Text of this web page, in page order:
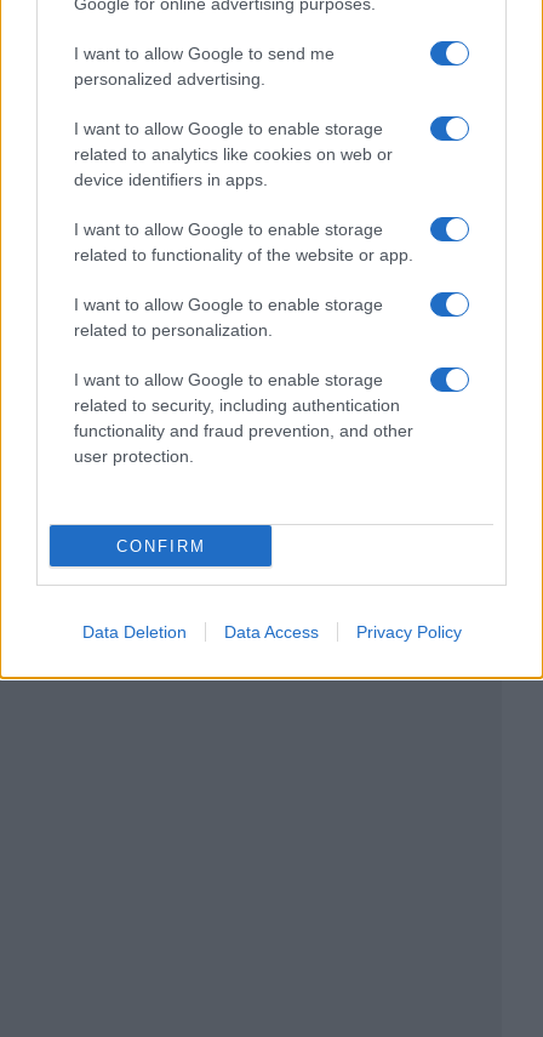
I want to allow Google to send me
personalized advertising.
I want to allow Google to enable storage
related to analytics like cookies on web or
device identifiers in apps.
I want to allow Google to enable storage
related to functionality of the website or app.
I want to allow Google to enable storage
related to personalization.
I want to allow Google to enable storage
related to security, including authentication
functionality and fraud prevention, and other
user protection.
CONFIRM
Data Deletion Data Access Privacy Policy